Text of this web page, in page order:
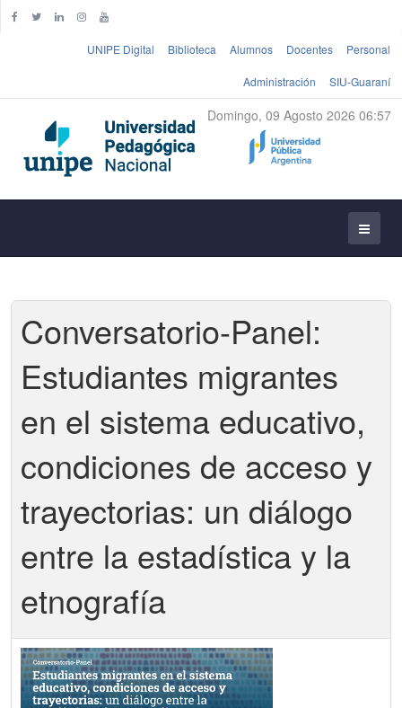
UNIPE Digital Biblioteca Alumnos Docentes Personal
Administración SIU-Guaraní
Domingo, 09 Agosto 2026 06:57
Conversatorio-Panel:
Estudiantes migrantes
en el sistema educativo,
condiciones de acceso y
trayectorias: un diálogo
entre la estadística y la
etnografía